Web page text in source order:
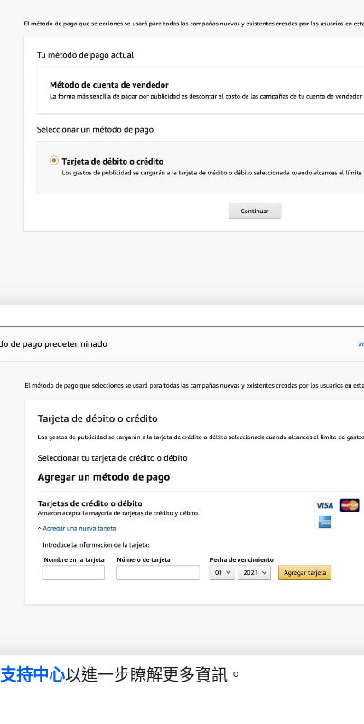
支持中心以進一步瞭解更多資訊。